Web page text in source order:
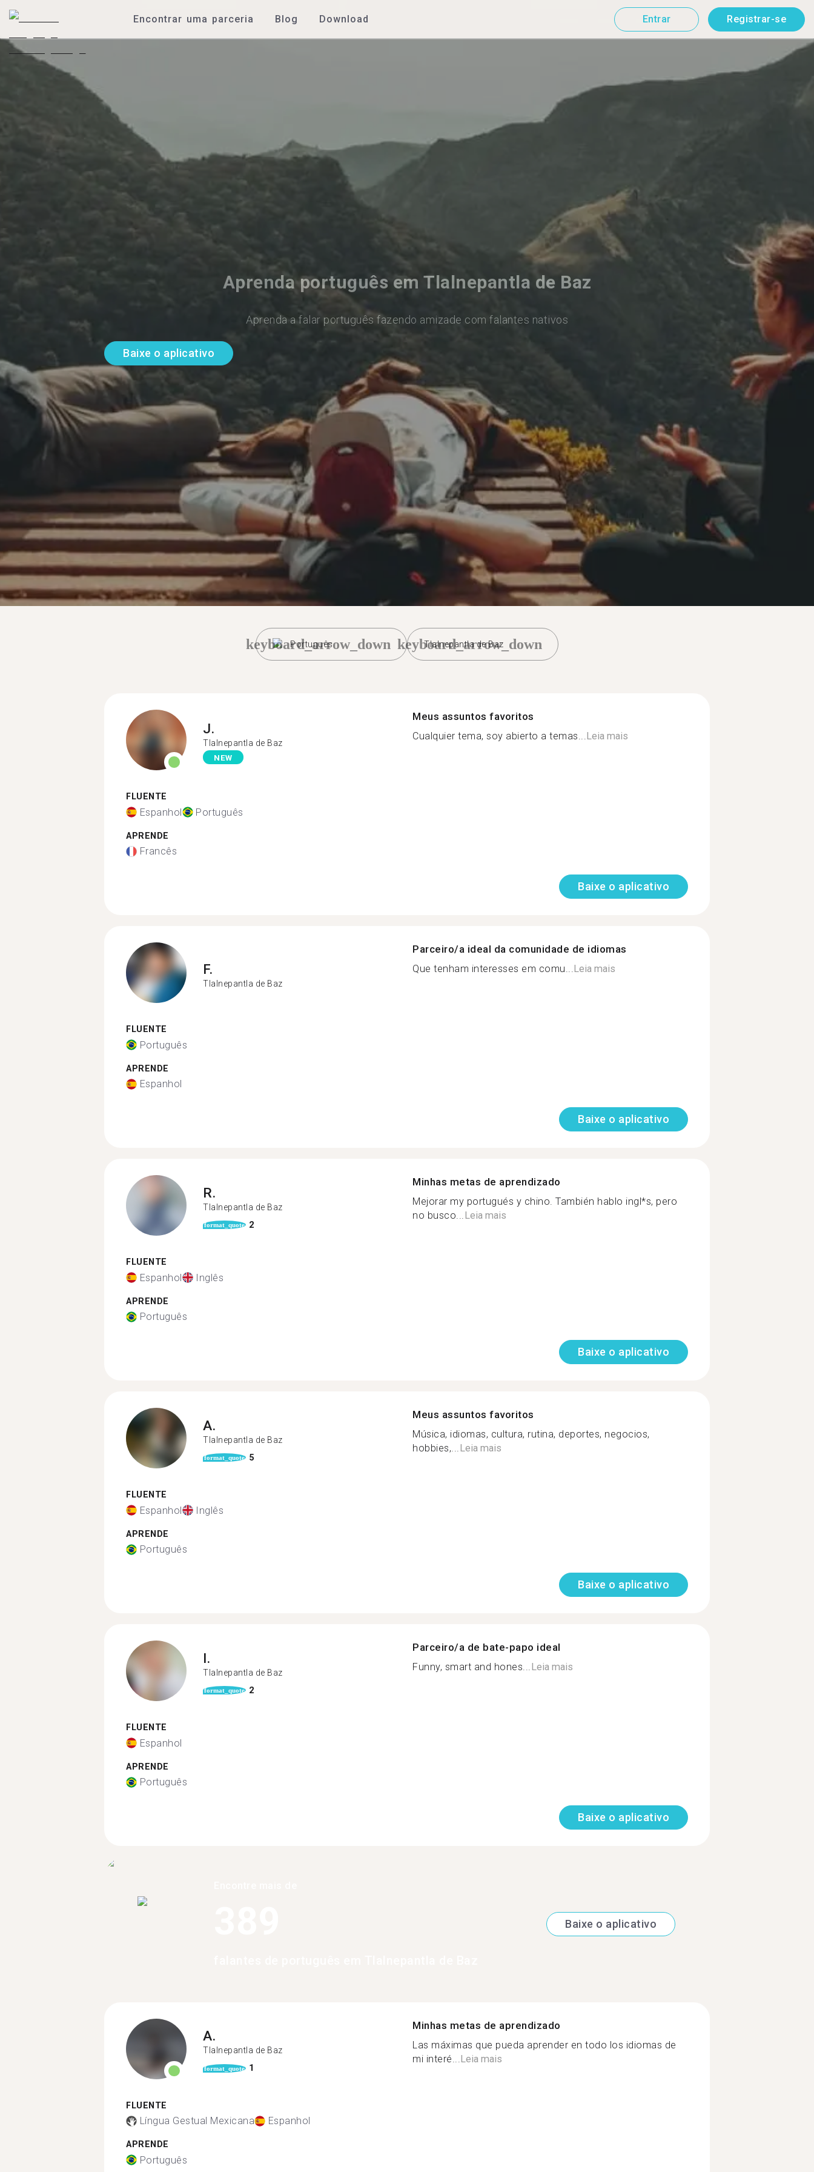
Encontrar uma parceria Blog Download Entrar Registrar-se
Aprenda português em Tlalnepantla de Baz
Aprenda a falar português fazendo amizade com falantes nativos
Baixe o aplicativo
Português
keyboard_arrow_down Tlalnepantla de Baz
keyboard_arrow_down
J.
Tlalnepantla de Baz
NEW
FLUENTE
Espanhol Português
APRENDE
Francês
Meus assuntos favoritos
Cualquier tema, soy abierto a temas...Leia mais
Baixe o aplicativo
F.
Tlalnepantla de Baz
FLUENTE
Português
APRENDE
Espanhol
Parceiro/a ideal da comunidade de idiomas
Que tenham interesses em comu...Leia mais
Baixe o aplicativo
R.
Tlalnepantla de Baz
format_quote 2
FLUENTE
Espanhol Inglês
APRENDE
Português
Minhas metas de aprendizado
Mejorar my portugués y chino. También hablo ingl*s, pero
no busco...Leia mais
Baixe o aplicativo
A.
Tlalnepantla de Baz
format_quote 5
FLUENTE
Espanhol Inglês
APRENDE
Português
Meus assuntos favoritos
Música, idiomas, cultura, rutina, deportes, negocios,
hobbies,...Leia mais
Baixe o aplicativo
I.
Tlalnepantla de Baz
format_quote 2
FLUENTE
Espanhol
APRENDE
Português
Parceiro/a de bate-papo ideal
Funny, smart and hones...Leia mais
Baixe o aplicativo
Baixe o aplicativo
A.
Tlalnepantla de Baz
format_quote 1
FLUENTE
Língua Gestual Mexicana Espanhol
APRENDE
Português
Minhas metas de aprendizado
Las máximas que pueda aprender en todo los idiomas de
mi interé... Leia mais